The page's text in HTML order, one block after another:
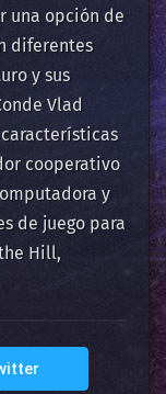
una opción de
diferentes
y sus
Vlad
cooperativo
y
de juego para
Hill,